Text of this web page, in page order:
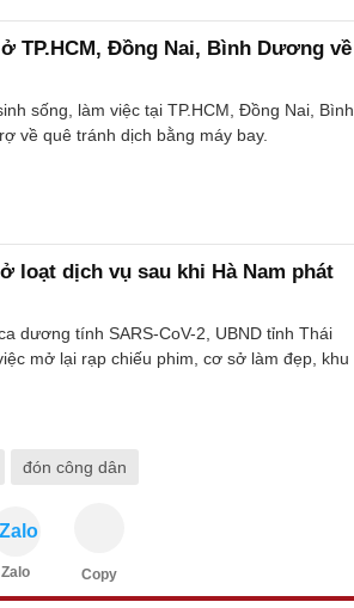
TP.HCM, Đồng Nai, Bình Dương về
sống, làm việc tại TP.HCM, Đồng Nai, Bình
về quê tránh dịch bằng máy bay.
loạt dịch vụ sau khi Hà Nam phát
dương tính SARS-CoV-2, UBND tỉnh Thái
mở lại rạp chiếu phim, cơ sở làm đẹp, khu
đón công dân
Zalo
Zalo Copy